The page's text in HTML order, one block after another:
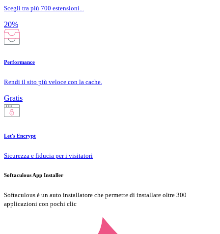
Scegli tra più 700 estensioni...
20%
Performance
Rendi il sito più veloce con la cache.
Gratis
Let's Encrypt
Sicurezza e fiducia per i visitatori
Softaculous App Installer
Softaculous è un auto installatore che permette di installare oltre 300
applicazioni con pochi clic